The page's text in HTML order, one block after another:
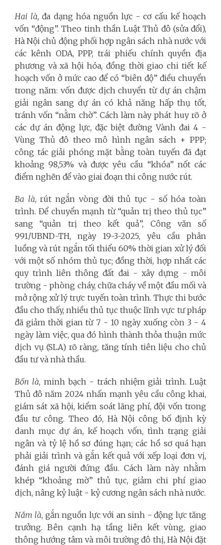
Hai là, đa dạng hóa nguồn lực - cơ cấu kế hoạch
vốn “động”. Theo tinh thần Luật Thủ đô (sửa đổi),
Hà Nội chủ động phối hợp ngân sách nhà nước với
các kênh ODA, PPP, trái phiếu chính quyền địa
phương và xã hội hóa, đồng thời giao chi tiết kế
hoạch vốn ở mức cao để có “biên độ” điều chuyển
trong năm: vốn được dịch chuyển từ dự án chậm
giải ngân sang dự án có khả năng hấp thụ tốt,
tránh vốn “nằm chờ”. Cách làm này phát huy rõ ở
các dự án động lực, đặc biệt đường Vành đai 4 -
Vùng Thủ đô theo mô hình ngân sách + PPP;
công tác giải phóng mặt bằng toàn tuyến đã đạt
khoảng 98,53% và được yêu cầu “khóa” nốt các
điểm nghẽn để vào giai đoạn thi công nước rút.
Ba là, rút ngắn vòng đời thủ tục - số hóa toàn
trình. Để chuyển mạnh từ “quản trị theo thủ tục”
sang “quản trị theo kết quả”, Công văn số
991/UBND-TH, ngày 19-3-2025, yêu cầu phân
luồng và rút ngắn tối thiểu 60% thời gian xử lý đối
với một số nhóm thủ tục; đồng thời, hợp nhất các
quy trình liên thông đất đai - xây dựng - môi
trường - phòng cháy, chữa cháy về một đầu mối và
mở rộng xử lý trực tuyến toàn trình. Thực thi bước
đầu cho thấy, nhiều thủ tục thuộc lĩnh vực tư pháp
đã giảm thời gian từ 7 - 10 ngày xuống còn 3 - 4
ngày làm việc, qua đó hình thành thỏa thuận mức
dịch vụ (SLA) rõ ràng, tăng tính tiên liệu cho chủ
đầu tư và nhà thầu.
Bốn là, minh bạch - trách nhiệm giải trình. Luật
Thủ đô năm 2024 nhấn mạnh yêu cầu công khai,
giám sát xã hội, kiểm soát lãng phí, đội vốn trong
đầu tư công. Theo đó, Hà Nội công bố định kỳ
danh mục dự án, kế hoạch vốn, tình trạng giải
ngân và tỷ lệ hồ sơ đúng hạn; các hồ sơ quá hạn
phải giải trình và gắn kết quả với xếp loại đơn vị,
đánh giá người đứng đầu. Cách làm này nhằm
khép “khoảng mờ” thủ tục, giảm chi phí giao
dịch, nâng kỷ luật - kỷ cương ngân sách nhà nước.
Năm là, gắn nguồn lực với an sinh - động lực tăng
trưởng. Bên cạnh hạ tầng liên kết vùng, giao
thông hướng tâm và môi trường đô thị, Hà Nội đặt